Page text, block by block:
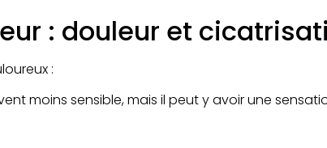
: douleur et
:​
moins sensible, mais il peut y avoir une